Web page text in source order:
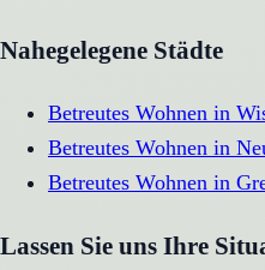
Nahegelegene Städte
Betreutes Wohnen in
Betreutes Wohnen in
Betreutes Wohnen in
Lassen Sie uns Ihre